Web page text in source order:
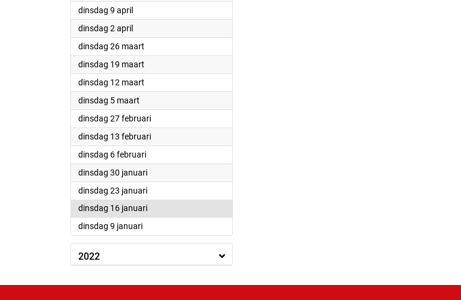
dinsdag 9 april2024
dinsdag 2 april2024
dinsdag 26 maart
dinsdag 19 maart
dinsdag 12 maart
dinsdag 5 maart
dinsdag 27 februari2024
dinsdag 13 februari2024
dinsdag 6 februari2024
dinsdag 30 januari2024
dinsdag 23 januari2024
dinsdag 16 januari2024
dinsdag 9 januari2024
2022